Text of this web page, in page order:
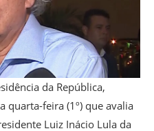
da República,
quarta-feira (1º) que avalia
Luiz Inácio Lula da